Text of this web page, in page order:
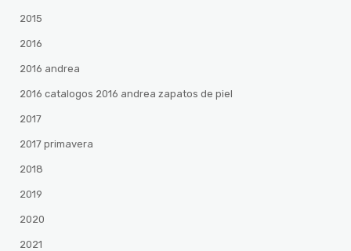
2015
2016
2016 andrea
2016 catalogos 2016 andrea zapatos de piel
2017
2017 primavera
2018
2019
2020
2021